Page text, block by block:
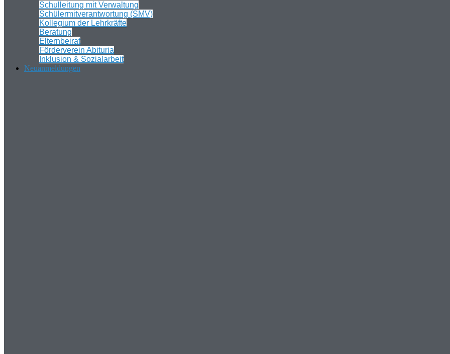
Schulleitung mit Verwaltung
Schülermitverantwortung (SMV)
Kollegium der Lehrkräfte
Beratung
Elternbeirat
Förderverein Abituria
Inklusion & Sozialarbeit
Neuanmeldungen